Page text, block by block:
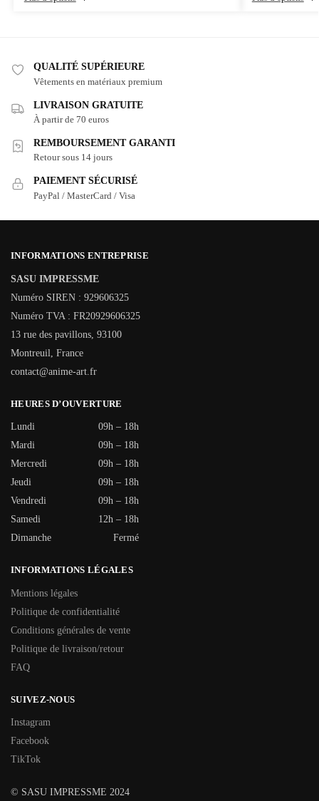
QUALITÉ SUPÉRIEURE
Vêtements en matériaux premium
LIVRAISON GRATUITE
À partir de 70 euros
REMBOURSEMENT GARANTI
Retour sous 14 jours
PAIEMENT SÉCURISÉ
PayPal / MasterCard / Visa
INFORMATIONS ENTREPRISE
SASU IMPRESSME
Numéro SIREN : 929606325
Numéro TVA : FR20929606325
13 rue des pavillons, 93100
Montreuil, France
contact@anime-art.fr
HEURES D’OUVERTURE
Lundi
09h – 18h
Mardi
09h – 18h
Mercredi
09h – 18h
Jeudi
09h – 18h
Vendredi
09h – 18h
Samedi
12h – 18h
Dimanche
Fermé
INFORMATIONS LÉGALES
Mentions légales
Politique de confidentialité
Conditions générales de vente
Politique de livraison/retour
FAQ
SUIVEZ-NOUS
Instagram
Facebook
TikTok
© SASU IMPRESSME 2024